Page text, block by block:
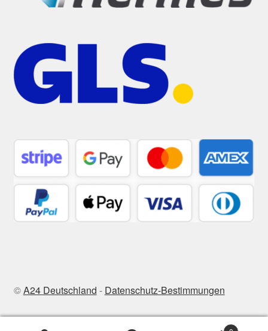
©A24 Deutschland - Datenschutz-Bestimmungen